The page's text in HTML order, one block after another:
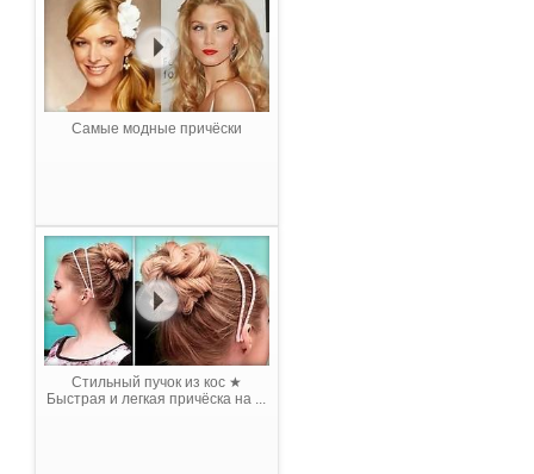
Самые модные причёски
Стильный пучок из кос ★
Быстрая и легкая причёска на ...